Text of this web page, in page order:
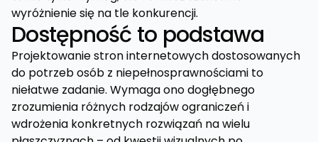
wyróżnienie się na tle konkurencji.
Dostępność to podstawa
Projektowanie stron internetowych dostosowanych
do potrzeb osób z niepełnosprawnościami to
niełatwe zadanie. Wymaga ono dogłębnego
zrozumienia różnych rodzajów ograniczeń i
wdrożenia konkretnych rozwiązań na wielu